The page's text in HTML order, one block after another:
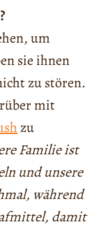
um
sie ihnen
zu stören.
mit
zu
Familie ist
und unsere
während
damit